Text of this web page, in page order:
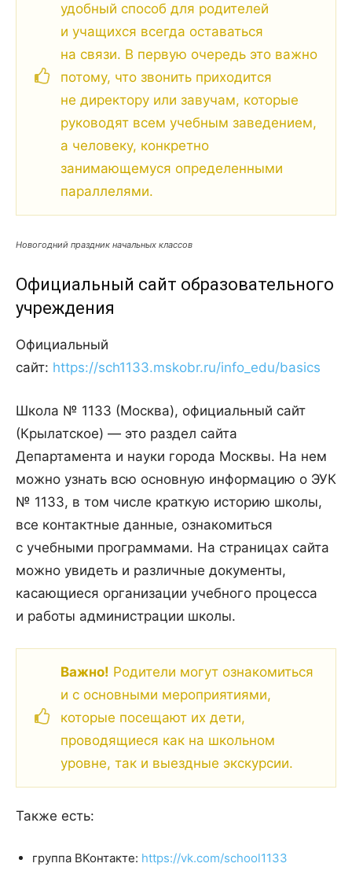
удобный способ для родителей
и учащихся всегда оставаться
на связи. В первую очередь это важно
потому, что звонить приходится
не директору или завучам, которые
руководят всем учебным заведением,
а человеку, конкретно
занимающемуся определенными
параллелями.
Новогодний праздник начальных классов
Официальный сайт образовательного
учреждения
Официальный
сайт: https://sch1133.mskobr.ru/info_edu/basics
Школа № 1133 (Москва), официальный сайт
(Крылатское) — это раздел сайта
Департамента и науки города Москвы. На нем
можно узнать всю основную информацию о ЭУК
№ 1133, в том числе краткую историю школы,
все контактные данные, ознакомиться
с учебными программами. На страницах сайта
можно увидеть и различные документы,
касающиеся организации учебного процесса
и работы администрации школы.
Важно! Родители могут ознакомиться
и с основными мероприятиями,
которые посещают их дети,
проводящиеся как на школьном
уровне, так и выездные экскурсии.
Также есть:
группа ВКонтакте: https://vk.com/school1133